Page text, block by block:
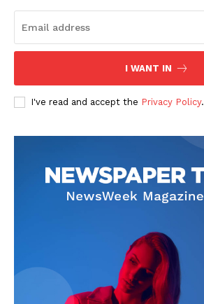
I WANT IN
I've read and accept the Privacy Policy.